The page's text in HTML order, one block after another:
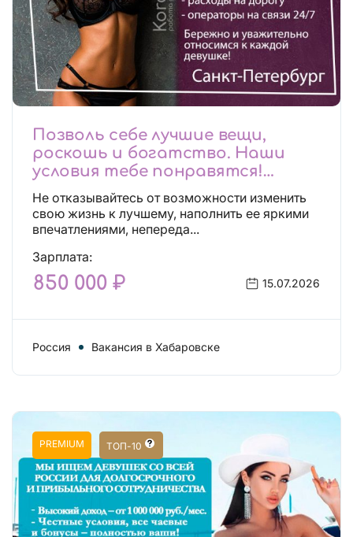
Позволь себе лучшие вещи,
роскошь и богатство. Наши
условия тебе понравятся!
Действительно отличные
условия и поддержка!
Не отказывайтесь от возможности изменить
свою жизнь к лучшему, наполнить ее яркими
впечатлениями, непереда...
Зарплата:
850 000 ₽ 15.07.2026
Россия Вакансия в Хабаровске
PREMIUM ТОП-10